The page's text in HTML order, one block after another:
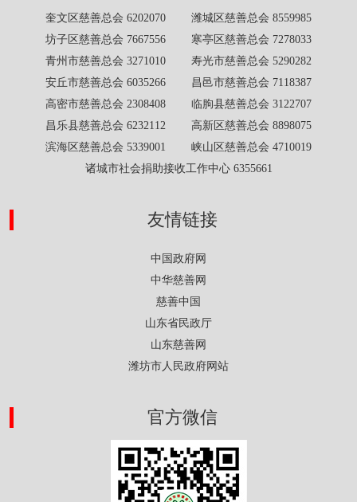
奎文区慈善总会 6202070 潍城区慈善总会 8559985
坊子区慈善总会 7667556 寒亭区慈善总会 7278033
青州市慈善总会 3271010 寿光市慈善总会 5290282
安丘市慈善总会 6035266 昌邑市慈善总会 7118387
高密市慈善总会 2308408 临朐县慈善总会 3122707
昌乐县慈善总会 6232112 高新区慈善总会 8898075
滨海区慈善总会 5339001 峡山区慈善总会 4710019
诸城市社会捐助接收工作中心 6355661
友情链接
中国政府网
中华慈善网
慈善中国
山东省民政厅
山东慈善网
潍坊市人民政府网站
官方微信